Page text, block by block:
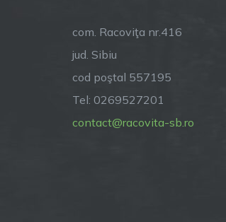
com. Racoviţa nr.416
jud. Sibiu
cod poştal 557195
Tel: 0269527201
contact@racovita-sb.ro